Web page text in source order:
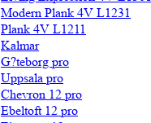
Modern Plank 4V L1231
Plank 4V L1211
Kalmar
G?teborg pro
Uppsala pro
Chevron 12 pro
Ebeltoft 12 pro